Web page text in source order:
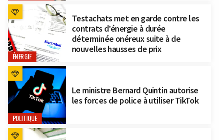
ÉNERGIE
Testachats met en garde contre les
contrats d’énergie à durée
déterminée onéreux suite à de
nouvelles hausses de prix
POLITIQUE
Le ministre Bernard Quintin autorise
les forces de police à utiliser TikTok